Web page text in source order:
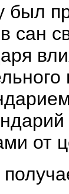
был
сан
от